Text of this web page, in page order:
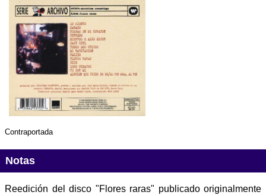
Contraportada
Notas
Reedición del disco "Flores raras" publicado originalmente